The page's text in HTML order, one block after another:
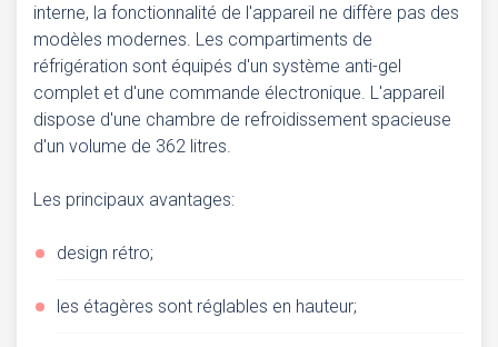
interne, la fonctionnalité de l'appareil ne diffère pas des
modèles modernes. Les compartiments de
réfrigération sont équipés d'un système anti-gel
complet et d'une commande électronique. L'appareil
dispose d'une chambre de refroidissement spacieuse
d'un volume de 362 litres.
Les principaux avantages:
design rétro;
les étagères sont réglables en hauteur;